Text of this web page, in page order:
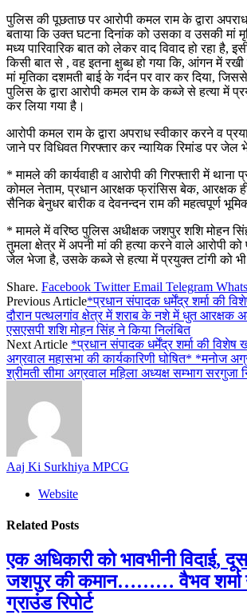
पुलिस की पूछताछ पर आरोपी कमल राम के द्वारा
बताया कि उक्त घटना दिनांक को उसका व उसकी मां
मध्य पारिवारिक बात को लेकर वाद विवाद हो रहा है,
किसी बात से , वह इतना क्षुब्ध हो गया कि, आंगन में
मां मृतिका दशमती बाई के गर्दन पर वार कर दिया,
पुलिस के द्वारा आरोपी कमल राम के कब्जे से हत्या में
कर लिया गया है।
आरोपी कमल राम के द्वारा अपराध स्वीकार करने व
जाने पर विधिवत गिरफ्तार कर न्यायिक रिमांड पर जेल
* मामले की कार्यवाही व आरोपी की गिरफ्तारी में थाना
कोमल नेताम, प्रधान आरक्षक फ्रांसिस बेक, आरक्षक
सैनिक बेनुधर बारीक व देवनन्दन राम की महत्वपूर्ण
* मामले में वरिष्ठ पुलिस अधीक्षक जशपुर शशि मोहन
तुमला क्षेत्र में अपनी मां की हत्या करने वाले आरोपी
जेल भेजा है, उसके कब्जे से हत्या में प्रयुक्त टांगी को
Share. Facebook Twitter Email Telegram
Previous Article*प्रधान संपादक धर्मेंद्र शर्मा की
दौरान पत्थलगांव क्षेत्र में शराब के नशे में धुत आरक्षक
एसएसपी शशि मोहन सिंह ने किया निलंबित
Next Article *प्रधान संपादक धर्मेंद्र शर्मा की
अग्रवाल महासभा की कार्यकारिणी घोषित* *मनोज
श्रीमती सीमा अग्रवाल महिला अध्यक्ष सम्भाग सरगुजा
Aaj Ki Surkhiya MPCG
Website
Related Posts
एक अधिकारी को भावभीनी विदाई,
जशपुर की कमान……… वैभव शर्मा
ग्राउंड रिपोर्ट